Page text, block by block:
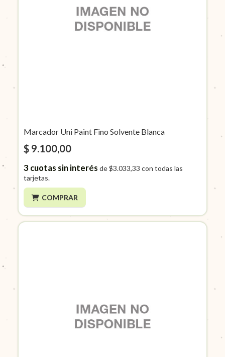
Marcador Uni Paint Fino Solvente Blanca
$ 9.100,00
3cuotas sin interés de$3.033,33 con todas las
tarjetas.
COMPRAR